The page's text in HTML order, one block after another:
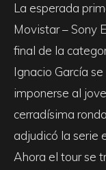
La esperada
Movistar – Sony
final de la
Ignacio García
imponerse al
cerradísima
adjudicó la serie
Ahora el tour se